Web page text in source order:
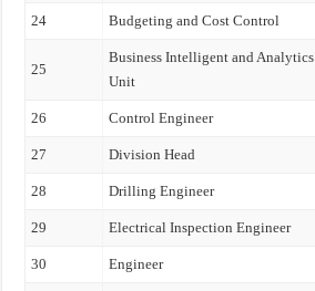
24 Budgeting and Cost Control
25
Business Intelligent and Analytics
Unit
26 Control Engineer
27 Division Head
28 Drilling Engineer
29 Electrical Inspection Engineer
30 Engineer